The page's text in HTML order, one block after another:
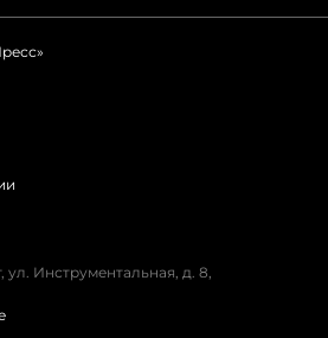
ул. Инструментальная, д. 8,